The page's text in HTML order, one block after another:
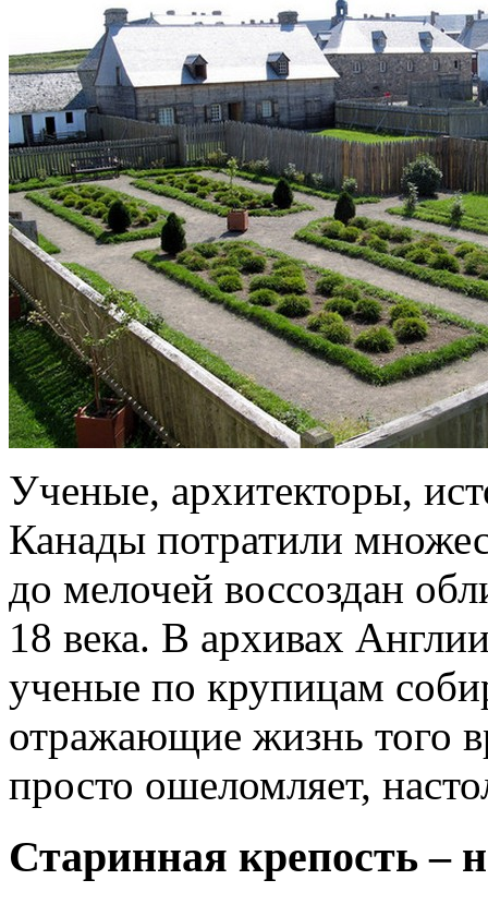
Ученые, архитекторы,
Канады потратили
до мелочей воссоздан
18 века. В архивах
ученые по крупицам
отражающие жизнь того
просто ошеломляет,
Старинная крепость –